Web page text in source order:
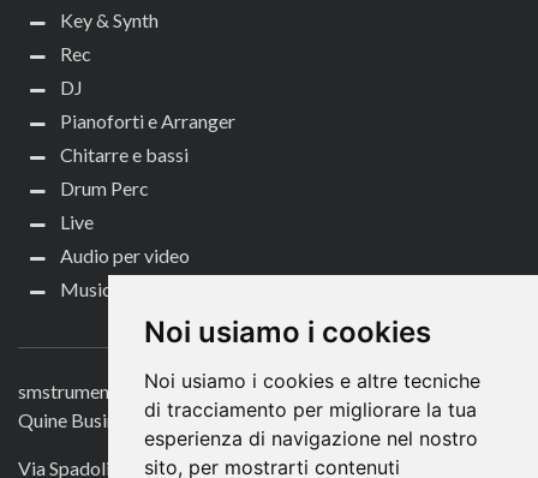
Noi usiamo i cookies
Noi usiamo i cookies e altre tecniche
di tracciamento per migliorare la tua
esperienza di navigazione nel nostro
sito, per mostrarti contenuti
Key & Synth
Rec
DJ
Pianoforti e Arranger
Chitarre e bassi
Drum Perc
Live
Audio per video
Music Life
CONTATTACI
smstrumentimusicali.it
Quine Business Publisher
Via Spadolini 7